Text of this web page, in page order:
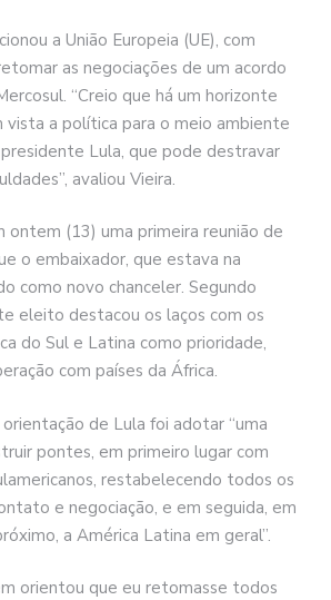
a União Europeia (UE), com
as negociações de um acordo
“Creio que há um horizonte
a política para o meio ambiente
Lula, que pode destravar
avaliou Vieira.
ontem (13) uma primeira reunião de
o embaixador, que estava na
como novo chanceler. Segundo
eleito destacou os laços com os
do Sul e Latina como prioridade,
com países da África.
de Lula foi adotar “uma
pontes, em primeiro lugar com
restabelecendo todos os
e negociação, e em seguida, em
a América Latina em geral”.
orientou que eu retomasse todos